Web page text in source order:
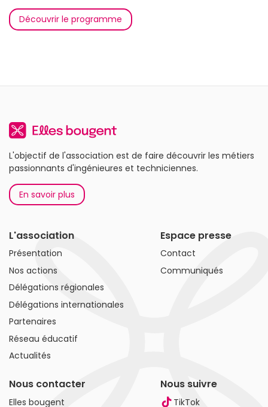
Découvrir le programme
L'objectif de l'association est de faire découvrir les métiers
passionnants d'ingénieures et techniciennes.
En savoir plus
L'association
Présentation
Nos actions
Délégations régionales
Délégations internationales
Partenaires
Réseau éducatif
Actualités
Espace presse
Contact
Communiqués
Nous contacter
Elles bougent
Nous suivre
TikTok